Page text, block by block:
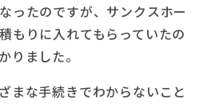
ったのですが、サンクスホー
もりに入れてもらっていたの
りました。
まな手続きでわからないこと